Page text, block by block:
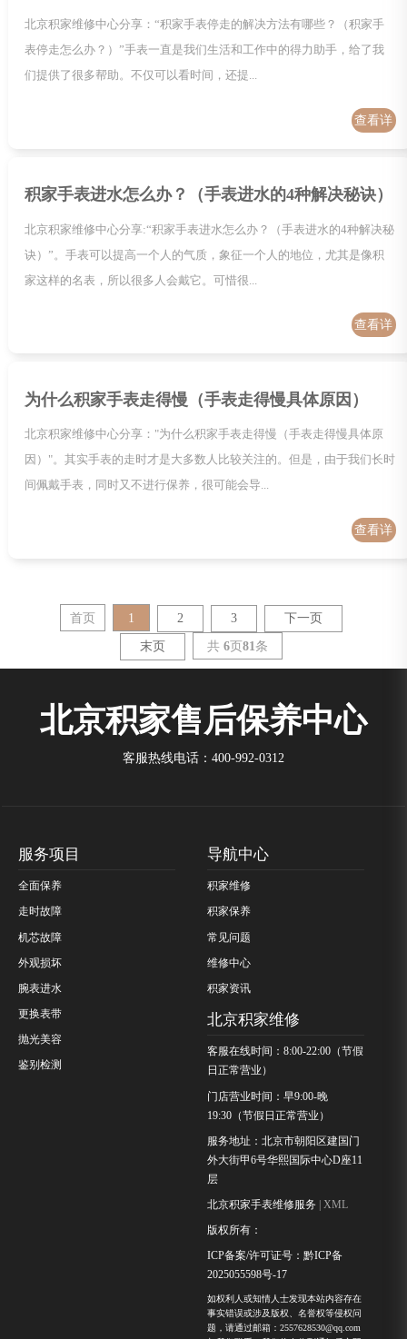
北京积家维修中心分享：“积家手表停走的解决方法有哪些？（积家手
表停走怎么办？）”手表一直是我们生活和工作中的得力助手，给了我
们提供了很多帮助。不仅可以看时间，还提...
查看详
积家手表进水怎么办？（手表进水的4种解决秘诀）
北京积家维修中心分享:“积家手表进水怎么办？（手表进水的4种解决秘
诀）”。手表可以提高一个人的气质，象征一个人的地位，尤其是像积
家这样的名表，所以很多人会戴它。可惜很...
查看详
为什么积家手表走得慢（手表走得慢具体原因）
北京积家维修中心分享："为什么积家手表走得慢（手表走得慢具体原
因）"。其实手表的走时才是大多数人比较关注的。但是，由于我们长时
间佩戴手表，同时又不进行保养，很可能会导...
查看详
首页 1 2 3 下一页
末页 共6页81条
北京积家售后保养中心
客服热线电话：400-992-0312
服务项目
全面保养
走时故障
机芯故障
外观损坏
腕表进水
更换表带
抛光美容
鉴别检测
导航中心
积家维修
积家保养
常见问题
维修中心
积家资讯
北京积家维修
客服在线时间：8:00-22:00（节假
日正常营业）
门店营业时间：早9:00-晚
19:30（节假日正常营业）
服务地址：北京市朝阳区建国门
外大街甲6号华熙国际中心D座11
层
北京积家手表维修服务 | XML
版权所有：
ICP备案/许可证号：黔ICP备
2025055598号-17
如权利人或知情人士发现本站内容存在
事实错误或涉及版权、名誉权等侵权问
题，请通过邮箱：2557628530@qq.com